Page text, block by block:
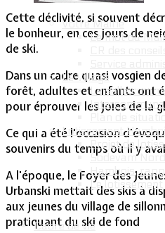
Votre Mairie
Le mot du
Le Village
La salle
Plan de
Lotissement
Projet de
Sodevam
Hambois,
Le
Cadre de vie
Cette déclivité, si souvent
le bonheur, en ces jours de
de ski.
Dans un cadre quasi vosgien
forêt, adultes et enfants ont
pour éprouver les joies de la
Ce qui a été l'occasion
souvenirs du temps où il y
A l'époque, le Foyer des
Urbanski mettait des skis à
aux jeunes du village de
pratiquant du ski de fond